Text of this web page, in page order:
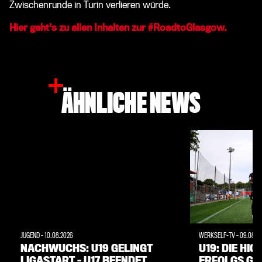
Zwischenrunde in Turin verlieren würde.
Hier geht's zu allen Inhalten zur #RoadtoGlasgow.
ÄHNLICHE NEWS
JUGEND-10.08.2026
NACHWUCHS: U19 GELINGT
WERKSELF-TV-
U19: DIE